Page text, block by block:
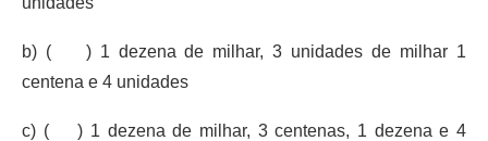
b) ( ) 1 dezena de milhar, 3 unidades de milhar 1
centena e 4 unidades
c) ( ) 1 dezena de milhar, 3 centenas, 1 dezena e 4